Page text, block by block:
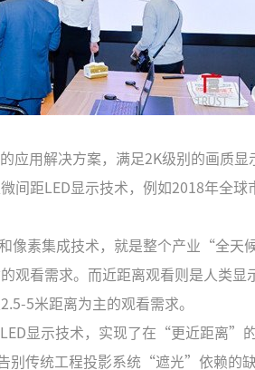
应用解决方案，满足2K级别的画质
距LED显示技术，例如2018年全球
像素集成技术，就是整个产业“全天
观看需求。而近距离观看则是人类
5米距离为主的观看需求。
显示技术，实现了在“更近距离”的
传统工程投影系统“遮光”依赖的